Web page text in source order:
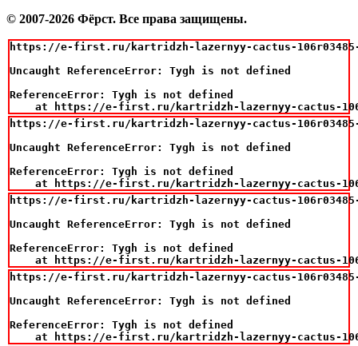
© 2007-2026 Фёрст. Все права защищены.
https://e-first.ru/kartridzh-lazernyy-cactus-106r03485-
Uncaught ReferenceError: Tygh is not defined
ReferenceError: Tygh is not defined
at https://e-first.ru/kartridzh-lazernyy-cactus-
https://e-first.ru/kartridzh-lazernyy-cactus-106r03485-
Uncaught ReferenceError: Tygh is not defined
ReferenceError: Tygh is not defined
at https://e-first.ru/kartridzh-lazernyy-cactus-
https://e-first.ru/kartridzh-lazernyy-cactus-106r03485-
Uncaught ReferenceError: Tygh is not defined
ReferenceError: Tygh is not defined
at https://e-first.ru/kartridzh-lazernyy-cactus-
https://e-first.ru/kartridzh-lazernyy-cactus-106r03485-
Uncaught ReferenceError: Tygh is not defined
ReferenceError: Tygh is not defined
at https://e-first.ru/kartridzh-lazernyy-cactus-